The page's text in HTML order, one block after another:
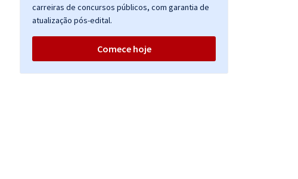
carreiras de concursos públicos, com garantia de
atualização pós-edital.
Comece hoje